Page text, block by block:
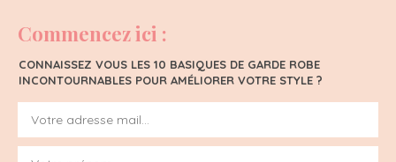
Commencez ici :
CONNAISSEZ VOUS LES 10 BASIQUES DE GARDE ROBE
INCONTOURNABLES POUR AMÉLIORER VOTRE STYLE ?